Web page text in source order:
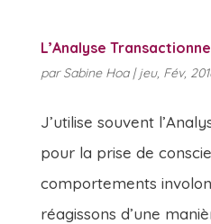
L’Analyse
parSabine Hoa|jeu, Fév,
J’utilise souvent
pour la prise de
comportements
réagissons d’une